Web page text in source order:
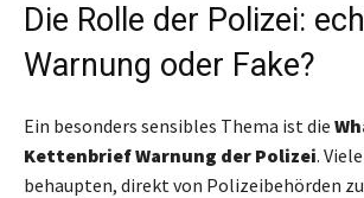
Die Rolle der Polizei:
Warnung oder Fake?
Ein besonders sensibles Thema ist die
Kettenbrief Warnung der Polizei.
behaupten, direkt von Polizeibehörden